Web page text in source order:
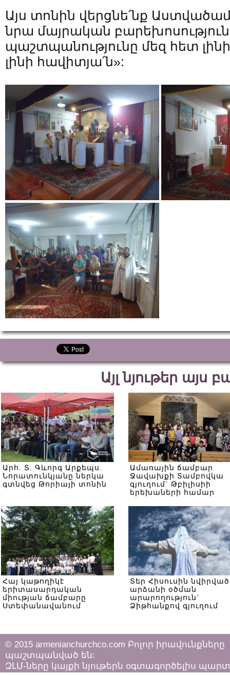
Այս տոնին վերցնե՛նք
նրա մայրական
պաշտպանությունը մեզ հետ
լինի հավիտյա՛ն»:
Այլ նյութեր այս
Արհ. Տ. Գևորգ Արքեպս.
Նորատունկյանը ներկա
գտնվեց Թորիայի տոնին
Ամառային ճամբար
Ջավախքի Տամբովկա
գյուղում` Թբիլիսիի
երեխաների համար
Հայ կաթողիկէ
երիտասարդական
միության ճամբարը
Ստեփանավանում
Տեր Հիսուսին նվիրված
արձանի օծման
արարողություն`
Ձիթհանքով գյուղում
© 2015 armenianchurchco.com Բոլոր իրավունքները
պաշտպանված են:
ԶԼՄ-ները կայքի նյութերն օգտագործելիս